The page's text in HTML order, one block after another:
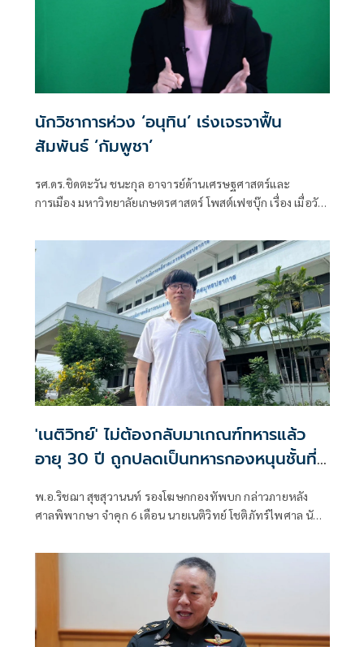
นักวิชาการห่วง ‘อนุทิน’ เร่งเจรจาฟื้น
สัมพันธ์ ‘กัมพูชา’
รศ.ดร.ชิดตะวัน ชนะกุล อาจารย์ด้านเศรษฐศาสตร์และ
การเมือง มหาวิทยาลัยเกษตรศาสตร์ โพสต์เฟซบุ๊ก เรื่อง เมื่อวัน
'เนติวิทย์' ไม่ต้องกลับมาเกณฑ์ทหาร​แล้ว
อายุ 30 ปี ถูกปลดเป็นทหารกองหนุนชั้นที่
พ.อ.ริชฌา สุขสุวานนท์ รองโฆษกกองทัพบก กล่าวภายหลัง
ศาลพิพากษา จำคุก 6 เดือน นายเนติวิทย์ โชติภัทร์ไพศาล นัก
เกณฑ์ทหาร แต่ไม่เคยต้องโทษมาก่อนให้รอการลงโทษ 1 ปี